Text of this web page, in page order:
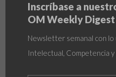
Inscríbase a
OM Weekly Digest
Newsletter semanal con
Intelectual, Competencia y